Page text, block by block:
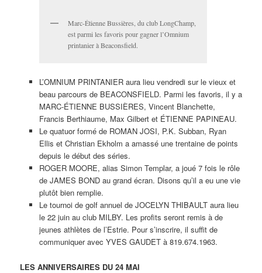
Marc-Étienne Bussières, du club LongChamp,
est parmi les favoris pour gagner l’Omnium
printanier à Beaconsfield.
L’OMNIUM PRINTANIER aura lieu vendredi sur le vieux et
beau parcours de BEACONSFIELD. Parmi les favoris, il y a
MARC-ÉTIENNE BUSSIÈRES, Vincent Blanchette,
Francis Berthiaume, Max Gilbert et ÉTIENNE PAPINEAU.
Le quatuor formé de ROMAN JOSI, P.K. Subban, Ryan
Ellis et Christian Ekholm a amassé une trentaine de points
depuis le début des séries.
ROGER MOORE, alias Simon Templar, a joué 7 fois le rôle
de JAMES BOND au grand écran. Disons qu’il a eu une vie
plutôt bien remplie.
Le tournoi de golf annuel de JOCELYN THIBAULT aura lieu
le 22 juin au club MILBY. Les profits seront remis à de
jeunes athlètes de l’Estrie. Pour s’inscrire, il suffit de
communiquer avec YVES GAUDET à 819.674.1963.
LES ANNIVERSAIRES DU 24 MAI